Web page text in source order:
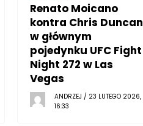
Renato Moicano
kontra Chris Duncan
w głównym
pojedynku UFC Fight
Night 272 w Las
Vegas
ANDRZEJ / 23 LUTEGO 2026,
16:33